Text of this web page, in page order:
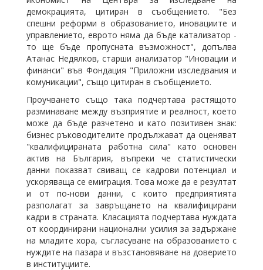
демокрацията, цитиран в съобщението. "Без
спешни реформи в образованието, иновациите и
управлението, еврото няма да бъде катализатор -
то ще бъде пропусната възможност", допълва
Атанас Недялков, старши анализатор "Иновации и
финанси" във Фондация "Приложни изследвания и
комуникации", също цитиран в съобщението.
Проучването също така подчертава растящото
разминаване между възприятие и реалност, което
може да бъде разчетено и като позитивен знак:
бизнес ръководителите продължават да оценяват
"квалифицираната работна сила" като основен
актив на България, въпреки че статистически
данни показват свиващ се кадрови потенциал и
ускоряваща се емиграция. Това може да е резултат
и от по-нови данни, с които предприятията
разполагат за завръщането на квалифицирани
кадри в страната. Класацията подчертава нуждата
от координирани национални усилия за задържане
на младите хора, съгласуване на образованието с
нуждите на пазара и възстановяване на доверието
в институциите.